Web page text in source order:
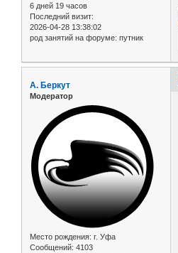
6 дней 19 часов
Последний визит:
2026-04-28 13:38:02
род занятий на форуме: путник
А. Беркут
Модератор
Место рождения: г. Уфа
Сообщений: 4103